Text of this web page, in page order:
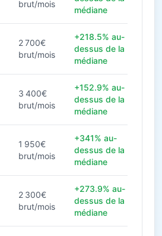
brut/mois
médiane
2 700€
brut/mois
+218.5% au-
dessus de la
médiane
3 400€
brut/mois
+152.9% au-
dessus de la
médiane
1 950€
brut/mois
+341% au-
dessus de la
médiane
2 300€
brut/mois
+273.9% au-
dessus de la
médiane